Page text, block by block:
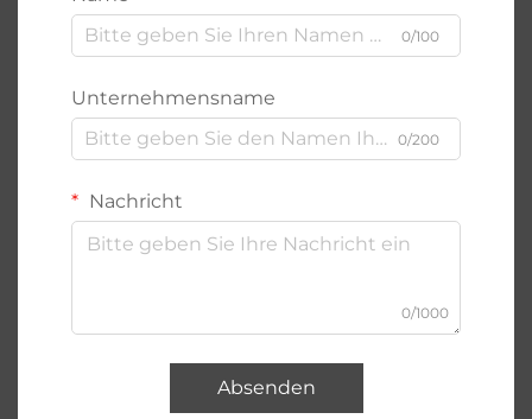
0/100
Unternehmensname
0/200
Nachricht
0/1000
Absenden